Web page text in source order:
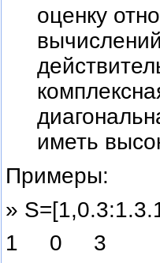
оценку
иметь
Примеры:
»
1 0 3